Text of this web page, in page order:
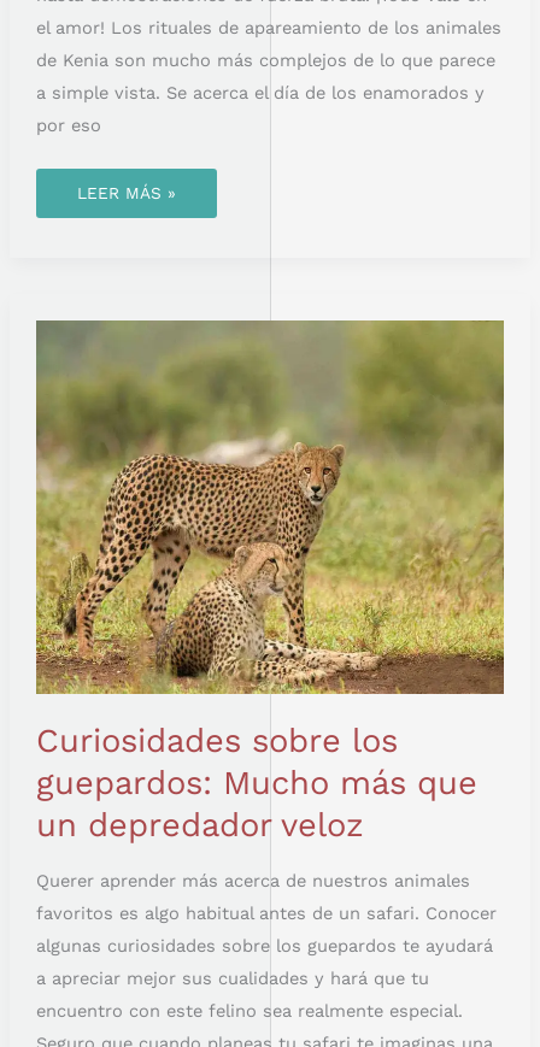
el amor! Los rituales de apareamiento de los animales
de Kenia son mucho más complejos de lo que parece
a simple vista. Se acerca el día de los enamorados y
por eso
LEER MÁS »
Curiosidades sobre los
guepardos: Mucho más que
un depredador veloz
Querer aprender más acerca de nuestros animales
favoritos es algo habitual antes de un safari. Conocer
algunas curiosidades sobre los guepardos te ayudará
a apreciar mejor sus cualidades y hará que tu
encuentro con este felino sea realmente especial.
CURIOSIDADES
GUEPARDOS:
MUCHO
DEPREDADOR
VELOZ